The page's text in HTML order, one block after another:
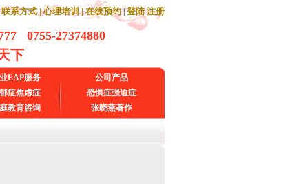
联系方式 | 心理培训 | 在线预约|登陆 注册
0755-27374880
下
EAP服务
公司产品
症焦虑症
恐惧症强迫症
教育咨询 张晓燕著作